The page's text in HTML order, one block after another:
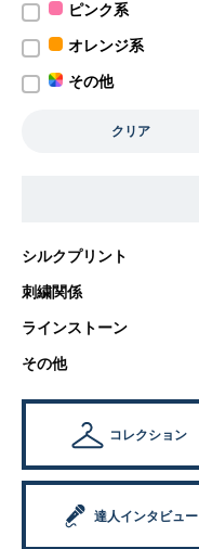
ピンク系
オレンジ系
その他
クリア
シルクプリント
刺繍関係
ラインストーン
その他
コレクション
達人インタビュー